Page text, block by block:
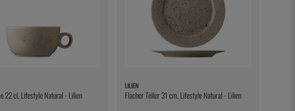
22 cl, Lifestyle Natural - Lilien
LILIEN
Flacher Teller 31 cm, Lifestyle Natural - Lilien